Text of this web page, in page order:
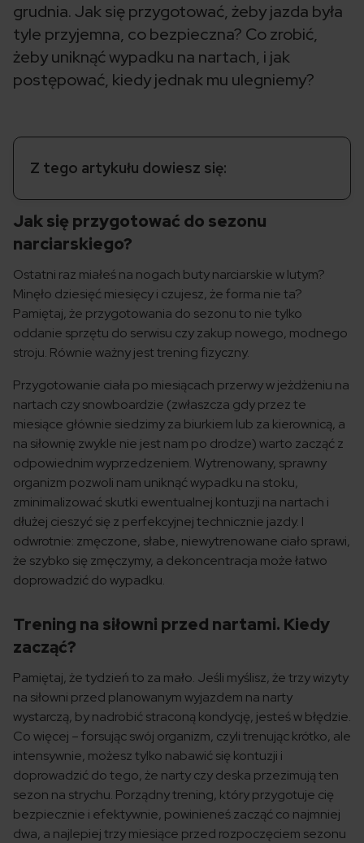
grudnia. Jak się przygotować, żeby jazda była
tyle przyjemna, co bezpieczna? Co zrobić,
żeby uniknąć wypadku na nartach, i jak
postępować, kiedy jednak mu ulegniemy?
Z tego artykułu dowiesz się:
Jak się przygotować do sezonu
narciarskiego?
Ostatni raz miałeś na nogach buty narciarskie w lutym?
Minęło dziesięć miesięcy i czujesz, że forma nie ta?
Pamiętaj, że przygotowania do sezonu to nie tylko
oddanie sprzętu do serwisu czy zakup nowego, modnego
stroju. Równie ważny jest trening fizyczny.
Przygotowanie ciała po miesiącach przerwy w jeżdżeniu na
nartach czy snowboardzie (zwłaszcza gdy przez te
miesiące głównie siedzimy za biurkiem lub za kierownicą, a
na siłownię zwykle nie jest nam po drodze) warto zacząć z
odpowiednim wyprzedzeniem. Wytrenowany, sprawny
organizm pozwoli nam uniknąć wypadku na stoku,
zminimalizować skutki ewentualnej kontuzji na nartach i
dłużej cieszyć się z perfekcyjnej technicznie jazdy. I
odwrotnie: zmęczone, słabe, niewytrenowane ciało sprawi,
że szybko się zmęczymy, a dekoncentracja może łatwo
doprowadzić do wypadku.
Trening na siłowni przed nartami. Kiedy
zacząć?
Pamiętaj, że tydzień to za mało. Jeśli myślisz, że trzy wizyty
na siłowni przed planowanym wyjazdem na narty
wystarczą, by nadrobić straconą kondycję, jesteś w błędzie.
Co więcej – forsując swój organizm, czyli trenując krótko, ale
intensywnie, możesz tylko nabawić się kontuzji i
doprowadzić do tego, że narty czy deska przezimują ten
sezon na strychu. Porządny trening, który przygotuje cię
bezpiecznie i efektywnie, powinieneś zacząć co najmniej
dwa, a najlepiej trzy miesiące przed rozpoczęciem sezonu